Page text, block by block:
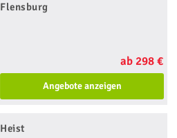
Flensburg
ab 298 €
Angebote anzeigen
Heist